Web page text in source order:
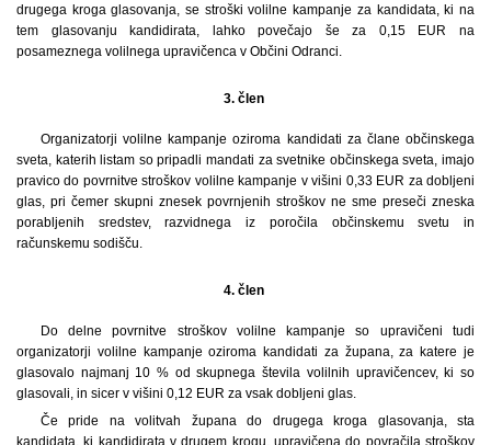
drugega kroga glasovanja, se stroški volilne kampanje za kandidata, ki na
tem glasovanju kandidirata, lahko povečajo še za 0,15 EUR na
posameznega volilnega upravičenca v Občini Odranci.
3. člen
Organizatorji volilne kampanje oziroma kandidati za člane občinskega
sveta, katerih listam so pripadli mandati za svetnike občinskega sveta, imajo
pravico do povrnitve stroškov volilne kampanje v višini 0,33 EUR za dobljeni
glas, pri čemer skupni znesek povrnjenih stroškov ne sme preseči zneska
porabljenih sredstev, razvidnega iz poročila občinskemu svetu in
računskemu sodišču.
4. člen
Do delne povrnitve stroškov volilne kampanje so upravičeni tudi
organizatorji volilne kampanje oziroma kandidati za župana, za katere je
glasovalo najmanj 10 % od skupnega števila volilnih upravičencev, ki so
glasovali, in sicer v višini 0,12 EUR za vsak dobljeni glas.
Če pride na volitvah župana do drugega kroga glasovanja, sta
kandidata, ki kandidirata v drugem krogu, upravičena do povračila stroškov